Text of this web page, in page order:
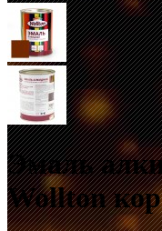
Эмаль
Wollton